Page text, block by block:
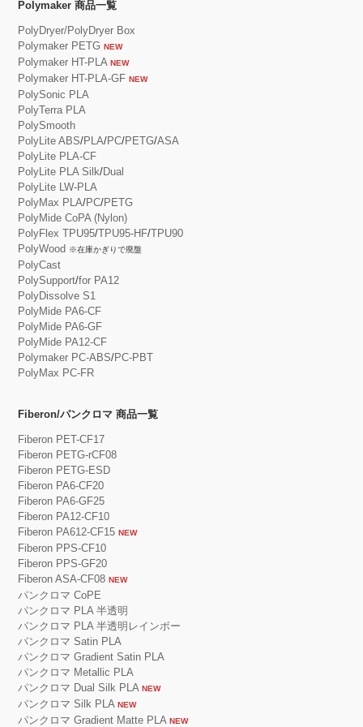
Polymaker 商品一覧
PolyDryer/PolyDryer Box
Polymaker PETG NEW
Polymaker HT-PLA NEW
Polymaker HT-PLA-GF NEW
PolySonic PLA
PolyTerra PLA
PolySmooth
PolyLite ABS/PLA/PC/PETG/ASA
PolyLite PLA-CF
PolyLite PLA Silk/Dual
PolyLite LW-PLA
PolyMax PLA/PC/PETG
PolyMide CoPA (Nylon)
PolyFlex TPU95/TPU95-HF/TPU90
PolyWood ※在庫かぎりで廃盤
PolyCast
PolySupport/for PA12
PolyDissolve S1
PolyMide PA6-CF
PolyMide PA6-GF
PolyMide PA12-CF
Polymaker PC-ABS/PC-PBT
PolyMax PC-FR
Fiberon/パンクロマ 商品一覧
Fiberon PET-CF17
Fiberon PETG-rCF08
Fiberon PETG-ESD
Fiberon PA6-CF20
Fiberon PA6-GF25
Fiberon PA12-CF10
Fiberon PA612-CF15 NEW
Fiberon PPS-CF10
Fiberon PPS-GF20
Fiberon ASA-CF08 NEW
パンクロマ CoPE
パンクロマ PLA 半透明
パンクロマ PLA 半透明レインボー
パンクロマ Satin PLA
パンクロマ Gradient Satin PLA
パンクロマ Metallic PLA
パンクロマ Dual Silk PLA NEW
パンクロマ Silk PLA NEW
パンクロマ Gradient Matte PLA NEW